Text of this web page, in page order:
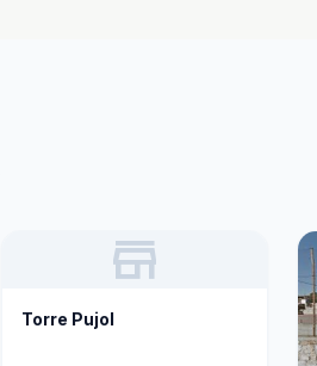
store
Torre Pujol